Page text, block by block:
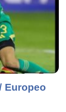
Europeo